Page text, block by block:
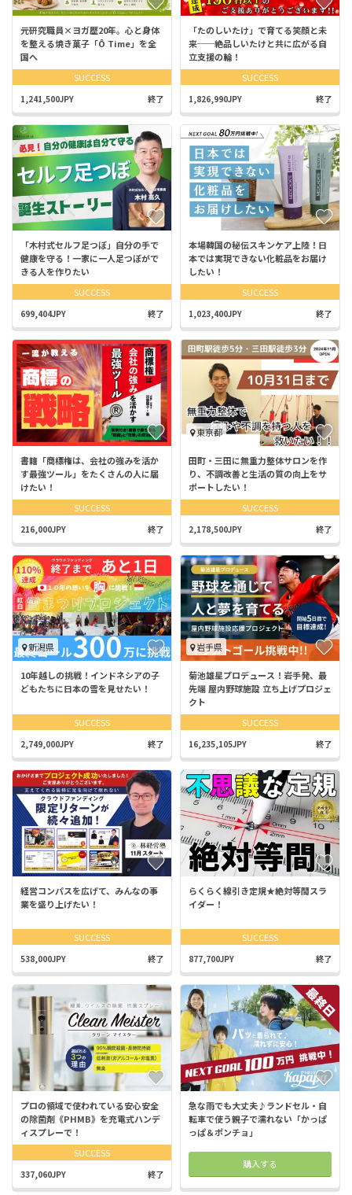
元研究職員×ヨガ歴20年。心と身体
を整える焼き菓子「Ô Time」を全
国へ
SUCCESS
1,241,500JPY 終了
「たのしいたけ」で育てる笑顔と未
来──絶品しいたけと共に広がる自
立支援の輪！
SUCCESS
1,826,990JPY 終了
「木村式セルフ足つぼ」自分の手で
健康を守る！一家に一人足つぼがで
きる人を作りたい
SUCCESS
699,404JPY 終了
本場韓国の秘伝スキンケア上陸！日
本では実現できない化粧品をお届け
したい！
SUCCESS
1,023,400JPY 終了
書籍「商標権は、会社の強みを活か
す最強ツール」をたくさんの人に届
けたい！
SUCCESS
216,000JPY 終了
東京都
田町・三田に無重力整体サロンを作
り、不調改善と生活の質の向上をサ
ポートしたい！
SUCCESS
2,178,500JPY 終了
新潟県
10年越しの挑戦！インドネシアの子
どもたちに日本の雪を見せたい！
SUCCESS
2,749,000JPY 終了
岩手県
菊池雄星プロデュース！岩手発、最
先端 屋内野球施設 立ち上げプロジェ
クト
SUCCESS
16,235,105JPY 終了
経営コンパスを広げて、みんなの事
業を盛り上げたい！
SUCCESS
538,000JPY 終了
らくらく線引き定規★絶対等間スラ
イダー！
SUCCESS
877,700JPY 終了
プロの領域で使われている安心安全
の除菌剤《PHMB》を充電式ハンデ
ィスプレーで！
SUCCESS
337,060JPY 終了
急な雨でも大丈夫♪ランドセル・自
転車で使う親子で濡れない「かっぱ
っぱ＆ポンチョ」
購入する